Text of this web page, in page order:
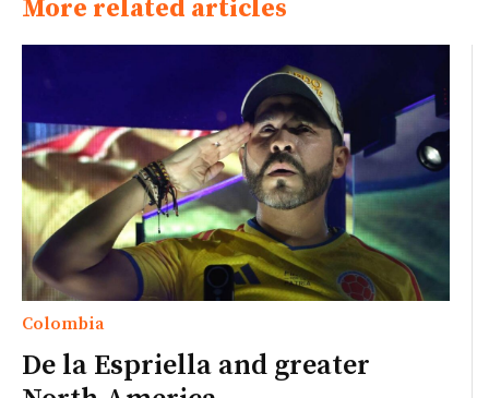
More related articles
Colombia
De la Espriella and greater